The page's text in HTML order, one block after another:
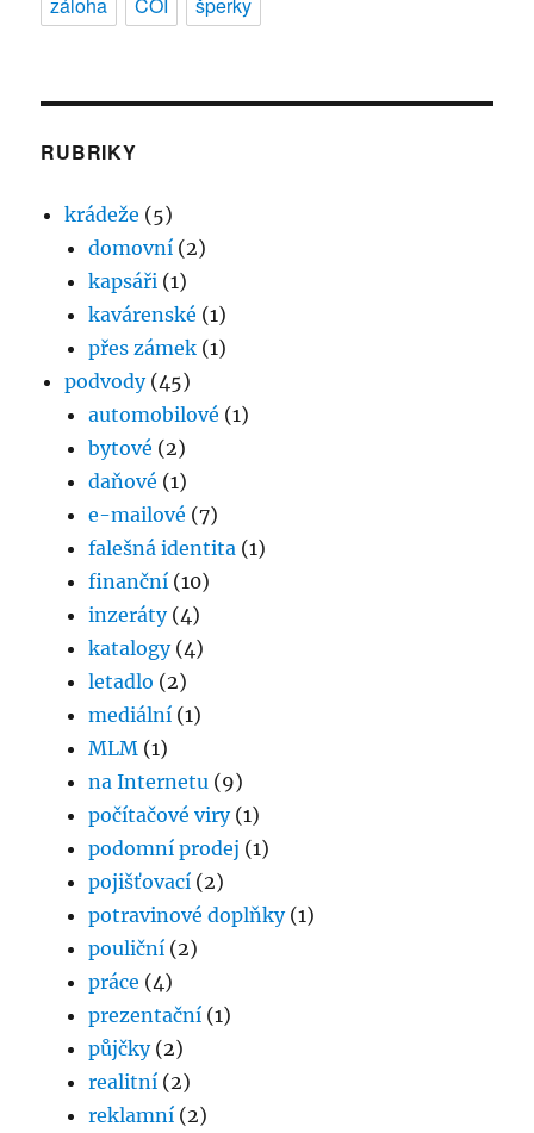
RUBRIKY
krádeže (5)
domovní (2)
kapsáři (1)
kavárenské (1)
přes zámek (1)
podvody(45)
automobilové (1)
bytové (2)
daňové (1)
e-mailové (7)
falešná identita (1)
finanční (10)
inzeráty(4)
katalogy(4)
letadlo (2)
mediální (1)
MLM (1)
na Internetu (9)
počítačové viry(1)
podomní prodej (1)
pojišťovací (2)
potravinové doplňky(1)
pouliční (2)
práce (4)
prezentační (1)
půjčky(2)
realitní (2)
reklamní (2)